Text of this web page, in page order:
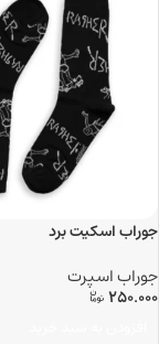
جوراب اسکیت برد
جوراب اسپرت
250.000